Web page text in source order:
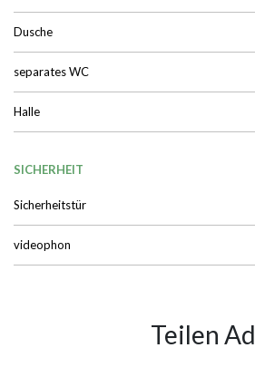
Dusche
separates WC
Halle
SICHERHEIT
Sicherheitstür
videophon
Teilen Ad